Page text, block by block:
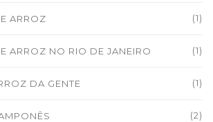
ARROZ (1)
ARROZ NO RIO DE JANEIRO (1)
DA GENTE (1)
(2)